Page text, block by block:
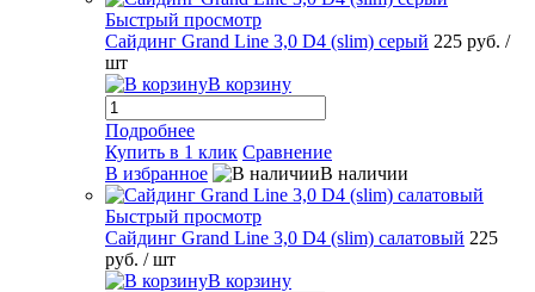
Быстрый просмотр
Сайдинг Grand Line 3,0 D4 (slim) серый 225 руб. /
шт
В корзину
Подробнее
Купить в 1 клик Сравнение
В избранное
В наличии
Быстрый просмотр
Сайдинг Grand Line 3,0 D4 (slim) салатовый 225
руб. / шт
В корзину